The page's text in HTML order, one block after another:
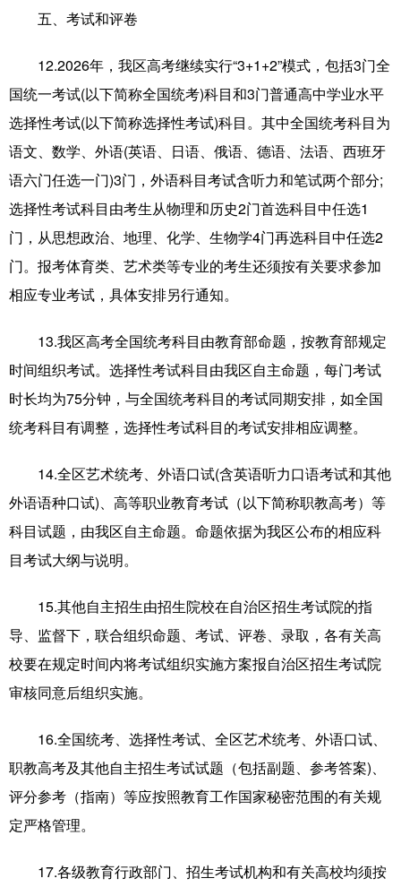
五、考试和评卷
12.2026年，我区高考继续实行“3+1+2”模式，包括3门全
国统一考试(以下简称全国统考)科目和3门普通高中学业水平
选择性考试(以下简称选择性考试)科目。其中全国统考科目为
语文、数学、外语(英语、日语、俄语、德语、法语、西班牙
语六门任选一门)3门，外语科目考试含听力和笔试两个部分;
选择性考试科目由考生从物理和历史2门首选科目中任选1
门，从思想政治、地理、化学、生物学4门再选科目中任选2
门。报考体育类、艺术类等专业的考生还须按有关要求参加
相应专业考试，具体安排另行通知。
13.我区高考全国统考科目由教育部命题，按教育部规定
时间组织考试。选择性考试科目由我区自主命题，每门考试
时长均为75分钟，与全国统考科目的考试同期安排，如全国
统考科目有调整，选择性考试科目的考试安排相应调整。
14.全区艺术统考、外语口试(含英语听力口语考试和其他
外语语种口试)、高等职业教育考试（以下简称职教高考）等
科目试题，由我区自主命题。命题依据为我区公布的相应科
目考试大纲与说明。
15.其他自主招生由招生院校在自治区招生考试院的指
导、监督下，联合组织命题、考试、评卷、录取，各有关高
校要在规定时间内将考试组织实施方案报自治区招生考试院
审核同意后组织实施。
16.全国统考、选择性考试、全区艺术统考、外语口试、
职教高考及其他自主招生考试试题（包括副题、参考答案)、
评分参考（指南）等应按照教育工作国家秘密范围的有关规
定严格管理。
17.各级教育行政部门、招生考试机构和有关高校均须按